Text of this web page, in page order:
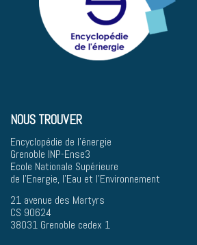
NOUS TROUVER
Encyclopédie de l'énergie
Grenoble INP-Ense3
Ecole Nationale Supérieure
de l'Energie, l'Eau et l'Environnement
21 avenue des Martyrs
CS 90624
38031 Grenoble cedex 1